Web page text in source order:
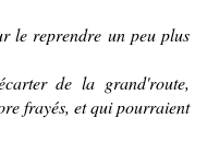
le reprendre un peu plus
de la grand'route,
frayés, et qui pourraient